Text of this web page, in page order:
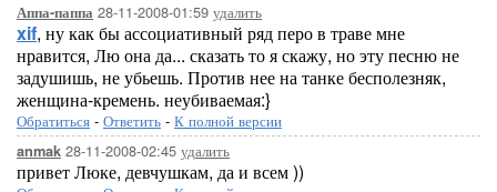
Аппа-паппа 28-11-2008-01:59 удалить
xif, ну как бы ассоциативный ряд перо в траве мне
нравится, Лю она да... сказать то я скажу, но эту песню не
задушишь, не убьешь. Против нее на танке бесполезняк,
женщина-кремень. неубиваемая:}
Обратиться - Ответить - К полной версии
anmak 28-11-2008-02:45 удалить
привет Люке, девчушкам, да и всем ))